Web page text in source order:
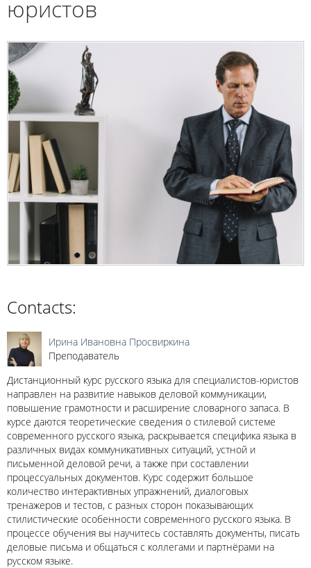
юристов
Contacts:
Ирина Ивановна Просвиркина
Преподаватель
Дистанционный курс русского языка для специалистов-юристов
направлен на развитие навыков деловой коммуникации,
повышение грамотности и расширение словарного запаса. В
курсе даются теоретические сведения о стилевой системе
современного русского языка, раскрывается специфика языка в
различных видах коммуникативных ситуаций, устной и
письменной деловой речи, а также при составлении
процессуальных документов. Курс содержит большое
количество интерактивных упражнений, диалоговых
тренажеров и тестов, с разных сторон показывающих
стилистические особенности современного русского языка. В
процессе обучения вы научитесь составлять документы, писать
деловые письма и общаться с коллегами и партнёрами на
русском языке.